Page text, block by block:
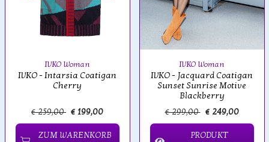
IVKO Woman
IVKO - Intarsia Coatigan
Cherry
€ 259,00 € 199,00
ZUM WARENKORB
IVKO Woman
IVKO - Jacquard Coatigan
Sunset Sunrise Motive
Blackberry
€ 299,00 € 249,00
PRODUKT